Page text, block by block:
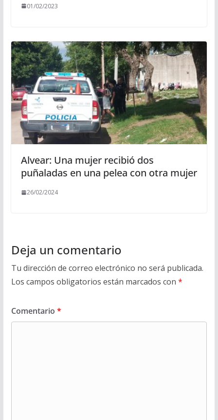
01/02/2023
Alvear: Una mujer recibió dos
puñaladas en una pelea con otra mujer
26/02/2024
Deja un comentario
Tu dirección de correo electrónico no será publicada.
Los campos obligatorios están marcados con *
Comentario *